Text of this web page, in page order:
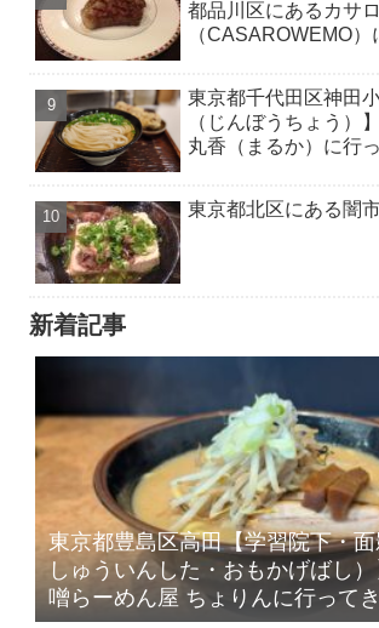
都品川区にあるカサ
（CASAROWEMO
東京都千代田区神田
（じんぼうちょう）
丸香（まるか）に行
東京都北区にある闇
新着記事
東京都豊島区高田【学習院下・
しゅういんした・おもかげばし
噌らーめん屋 ちょりんに行って